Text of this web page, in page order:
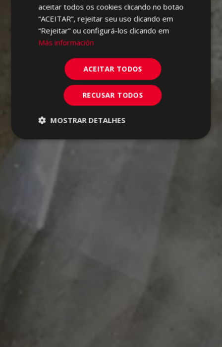
aceitar todos os cookies clicando no botão
“ACEITAR”, rejeitar seu uso clicando em
“Rejeitar” ou configurá-los clicando em
Más información
ACEITAR TODOS
RECUSAR TODOS
MOSTRAR DETALHES